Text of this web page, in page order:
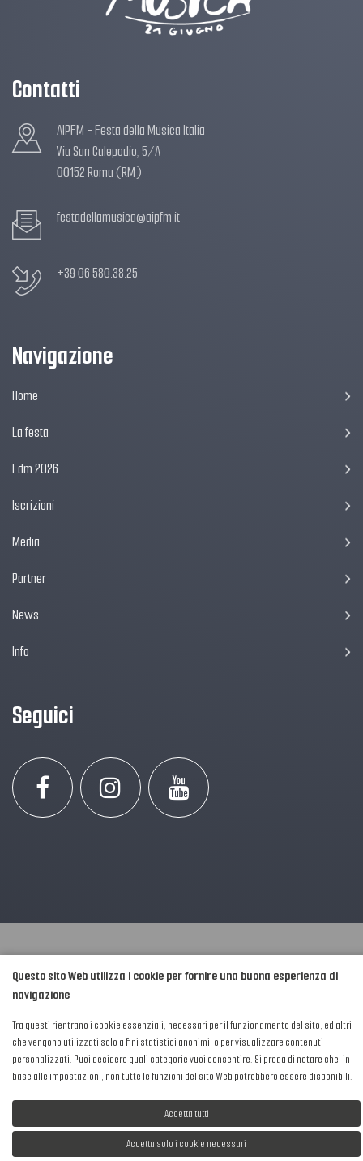
Contatti
AIPFM - Festa della Musica Italia
Via San Calepodio, 5/A
00152 Roma (RM)
festadellamusica@aipfm.it
+39 06 580.38.25
Navigazione
Home
La festa
Fdm 2026
Iscrizioni
Media
Partner
News
Info
Seguici
2016-2026 © AIPFM - Festa della Musica Italia Tutti i Diritti Riservati.
P. Iva e C.F.: 04906871001
Sviluppato daNewMediaConsulting
Questo sito Web utilizza i cookie per fornire una buona esperienza di
navigazione
Tra questi rientrano i cookie essenziali, necessari per il funzionamento del sito, ed altri
che vengono utilizzati solo a fini statistici anonimi, o per visualizzare contenuti
personalizzati. Puoi decidere quali categorie vuoi consentire. Si prega di notare che, in
base alle impostazioni, non tutte le funzioni del sito Web potrebbero essere disponibili.
Accetta tutti
Accetta solo i cookie necessari